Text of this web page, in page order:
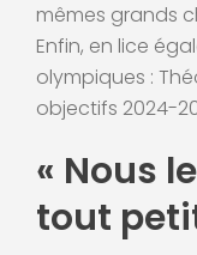
mêmes grands
Enfin, en lice
olympiques :
objectifs 2024-
« Nous
tout